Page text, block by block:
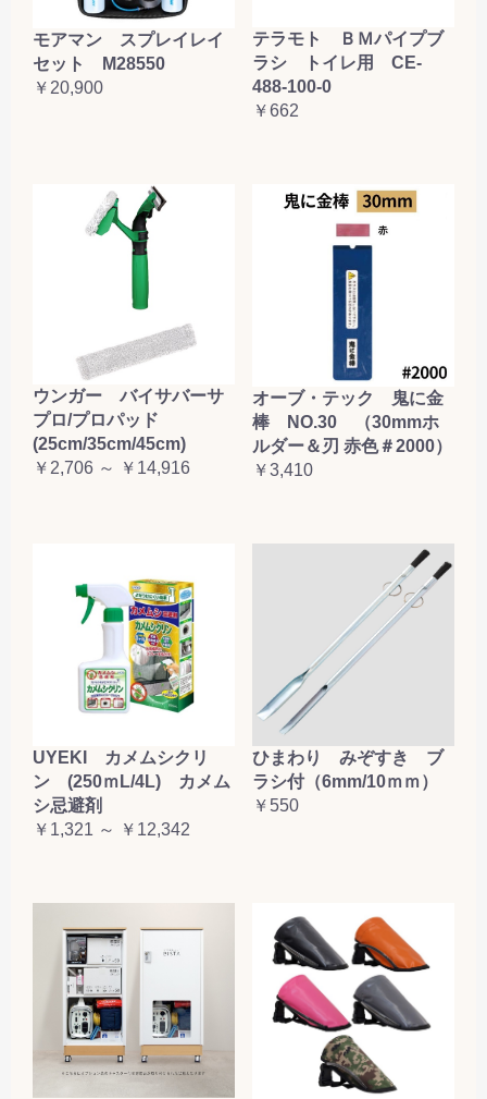
お買い物を続ける
モアマン スプレイレイ
セット M28550
￥20,900
テラモト ＢＭパイプブ
ラシ トイレ用 CE-
488-100-0
￥662
ウンガー バイサバーサ
プロ/プロパッド
(25cm/35cm/45cm)
￥2,706 ～ ￥14,916
オーブ・テック 鬼に金
棒 NO.30 （30mmホ
ルダー＆刃 赤色＃2000）
￥3,410
UYEKI カメムシクリ
ン (250ｍL/4L) カメム
シ忌避剤
￥1,321 ～ ￥12,342
ひまわり みぞすき ブ
ラシ付（6mm/10ｍｍ）
￥550